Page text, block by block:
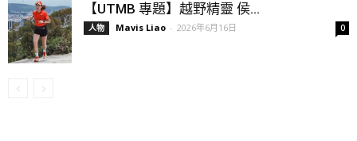
【UTMB 專題】越野精靈 侯...
人物 Mavis Liao - 2026年6月16日 0